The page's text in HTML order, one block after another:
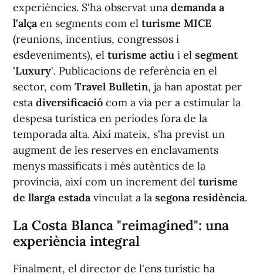
experiències. S'ha observat una demanda a
l'alça en segments com el turisme MICE
(reunions, incentius, congressos i
esdeveniments), el turisme actiu i el segment
'Luxury'. Publicacions de referència en el
sector, com Travel Bulletin, ja han apostat per
esta diversificació com a via per a estimular la
despesa turística en períodes fora de la
temporada alta. Així mateix, s'ha previst un
augment de les reserves en enclavaments
menys massificats i més autèntics de la
província, així com un increment del turisme
de llarga estada vinculat a la segona residència.
La Costa Blanca "reimagined": una
experiència integral
Finalment, el director de l'ens turístic ha